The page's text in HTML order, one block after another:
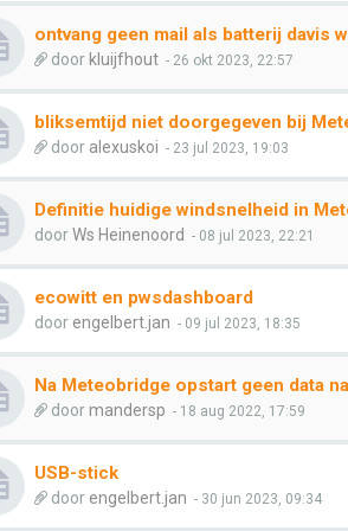
ontvang geen mail als batterij davis
door kluijfhout - 26 okt 2023, 22:57
bliksemtijd niet doorgegeven bij
door alexuskoi - 23 jul 2023, 19:03
Definitie huidige windsnelheid in
doorWs Heinenoord - 08 jul 2023, 22:21
ecowitt en pwsdashboard
door engelbert.jan - 09 jul 2023, 18:35
Na Meteobridge opstart geen data
doormandersp - 18 aug 2022, 17:59
USB-stick
door engelbert.jan - 30 jun 2023, 09:34